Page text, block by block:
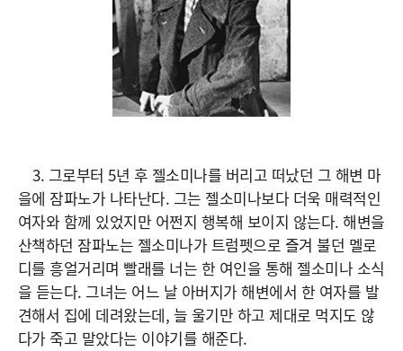
3. 그로부터 5년 후 젤소미나를 버리고 떠났던 그 해변 마
을에 잠파노가 나타난다. 그는 젤소미나보다 더욱 매력적인
여자와 함께 있었지만 어쩐지 행복해 보이지 않는다. 해변을
산책하던 잠파노는 젤소미나가 트럼펫으로 즐겨 불던 멜로
디를 흥얼거리며 빨래를 너는 한 여인을 통해 젤소미나 소식
을 듣는다. 그녀는 어느 날 아버지가 해변에서 한 여자를 발
견해서 집에 데려왔는데, 늘 울기만 하고 제대로 먹지도 않
다가 죽고 말았다는 이야기를 해준다.